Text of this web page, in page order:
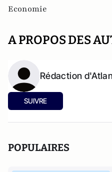
Economie
A PROPOS DES
Rédaction
SUIVRE
POPULAIRES